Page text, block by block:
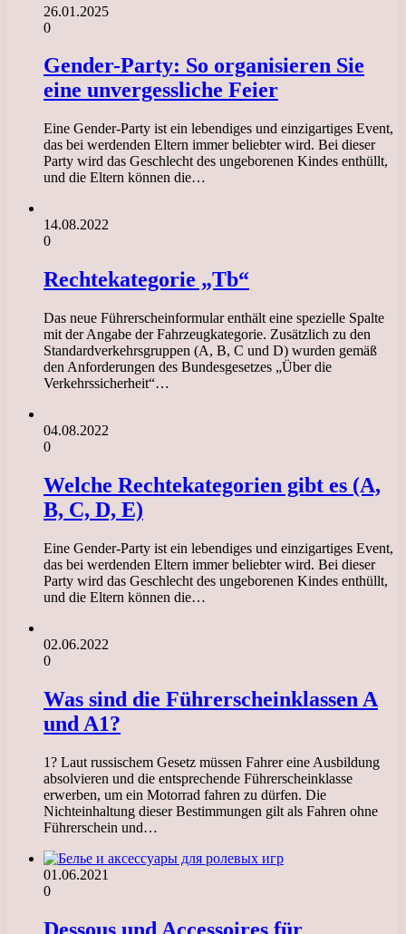
26.01.2025
0
Gender-Party: So organisieren Sie
eine unvergessliche Feier
Eine Gender-Party ist ein lebendiges und einzigartiges Event,
das bei werdenden Eltern immer beliebter wird. Bei dieser
Party wird das Geschlecht des ungeborenen Kindes enthüllt,
und die Eltern können die…
14.08.2022
0
Rechtekategorie „Tb“
Das neue Führerscheinformular enthält eine spezielle Spalte
mit der Angabe der Fahrzeugkategorie. Zusätzlich zu den
Standardverkehrsgruppen (A, B, C und D) wurden gemäß
den Anforderungen des Bundesgesetzes „Über die
Verkehrssicherheit“…
04.08.2022
0
Welche Rechtekategorien gibt es (A,
B, C, D, E)
Eine Gender-Party ist ein lebendiges und einzigartiges Event,
das bei werdenden Eltern immer beliebter wird. Bei dieser
Party wird das Geschlecht des ungeborenen Kindes enthüllt,
und die Eltern können die…
02.06.2022
0
Was sind die Führerscheinklassen A
und A1?
1? Laut russischem Gesetz müssen Fahrer eine Ausbildung
absolvieren und die entsprechende Führerscheinklasse
erwerben, um ein Motorrad fahren zu dürfen. Die
Nichteinhaltung dieser Bestimmungen gilt als Fahren ohne
Führerschein und…
01.06.2021
0
Dessous und Accessoires für